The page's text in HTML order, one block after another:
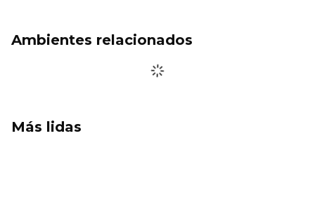
Ambientes relacionados
Más lidas